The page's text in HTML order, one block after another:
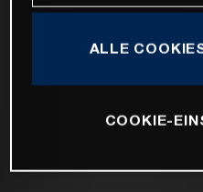
ALLE
COOKIE-